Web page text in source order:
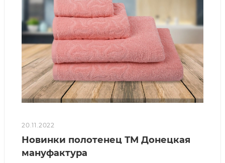
20.11.2022
Новинки полотенец ТМ Донецкая
мануфактура